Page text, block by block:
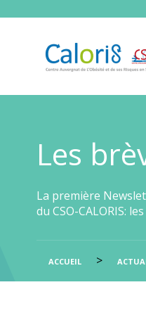
Les
La première
du CSO-CALORIS:
ACCUEIL >